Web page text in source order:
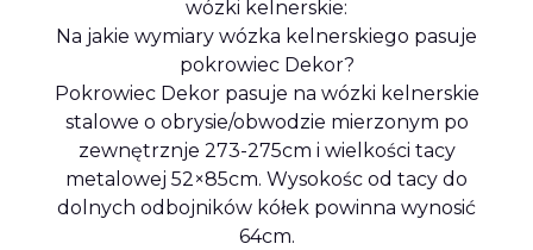
wózki kelnerskie:
Na jakie wymiary wózka kelnerskiego pasuje
pokrowiec Dekor?
Pokrowiec Dekor pasuje na wózki kelnerskie
stalowe o obrysie/obwodzie mierzonym po
zewnętrznje 273-275cm i wielkości tacy
metalowej 52×85cm. Wysokośc od tacy do
dolnych odbojników kółek powinna wynosić
64cm.